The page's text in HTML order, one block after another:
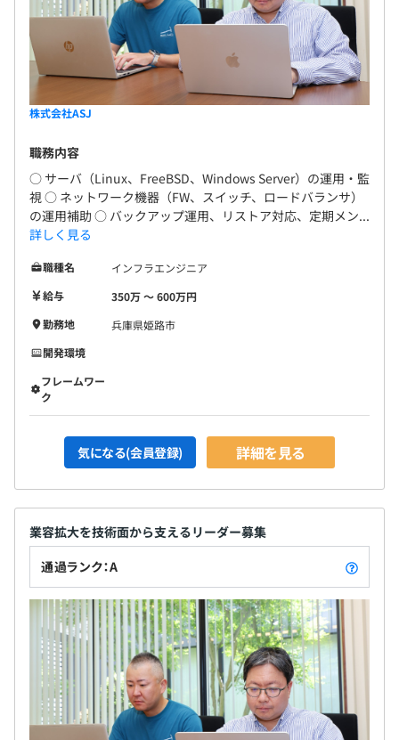
株式会社ASJ
職務内容
○ サーバ（Linux、FreeBSD、Windows Server）の運用・監
視 ○ ネットワーク機器（FW、スイッチ、ロードバランサ）
の運用補助 ○ バックアップ運用、リストア対応、定期メン...
詳しく見る
職種名
インフラエンジニア
給与
350万 〜 600万円
勤務地
兵庫県姫路市
開発環境
フレームワー
ク
気になる(会員登録) 詳細を見る
業容拡大を技術面から支えるリーダー募集
通過ランク：A